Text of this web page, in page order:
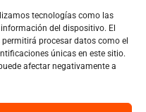
tecnologías como las
del dispositivo. El
procesar datos como el
únicas en este sitio.
afectar negativamente a